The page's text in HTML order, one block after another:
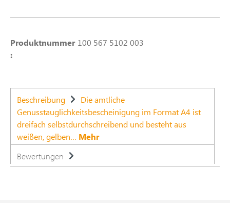
Produktnummer
:
100 567 5102 003
Beschreibung
Die amtliche
Genusstauglichkeitsbescheinigung im Format A4 ist
dreifach selbstdurchschreibend und besteht aus
weißen, gelben… Mehr
Bewertungen